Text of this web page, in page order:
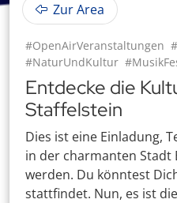
Zur Area
#OpenAirVeranstaltungen
#NaturUndKultur
Entdecke die
Staffelstein
Dies ist eine Einladung,
in der charmanten Stadt
werden. Du könntest
stattfindet. Nun, es ist